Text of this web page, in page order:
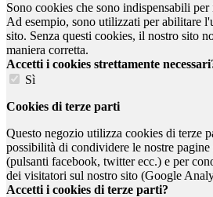
Sono cookies che sono indispensabili
Ad esempio, sono utilizzati per abilitare
sito. Senza questi cookies, il nostro sito
maniera corretta.
Accetti i cookies strettamente
Sì
Cookies di terze parti
Questo negozio utilizza cookies di terze
possibilità di condividere le nostre
(pulsanti facebook, twitter ecc.) e per
dei visitatori sul nostro sito (Google
Accetti i cookies di terze parti?